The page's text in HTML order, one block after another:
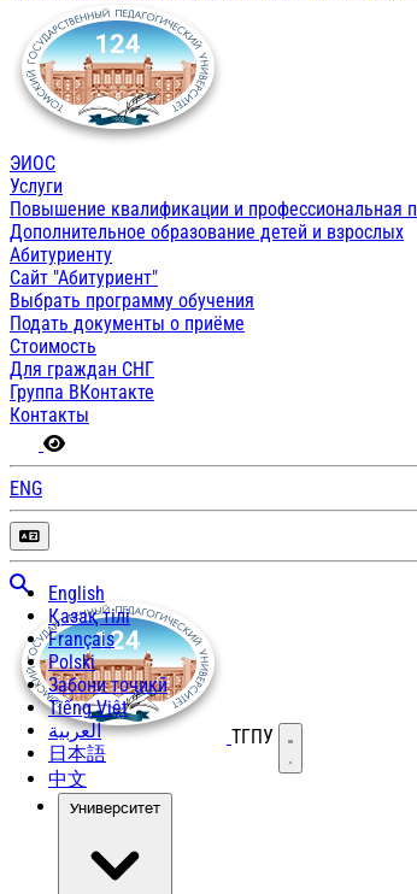
ЭИОС
Услуги
Повышение квалификации и профессиональная
Дополнительное образование детей и взрослых
Абитуриенту
Сайт "Абитуриент"
Выбрать программу обучения
Подать документы о приёме
Стоимость
Для граждан СНГ
Группа ВКонтакте
Контакты
ENG
English
Қазақ тілі
Français
Polski
Забони тоҷикӣ
Tiếng Việt
العربية
日本語
中文
ТГПУ Открыть меню
Университет